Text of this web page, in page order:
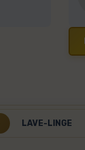
LAVE-LINGE